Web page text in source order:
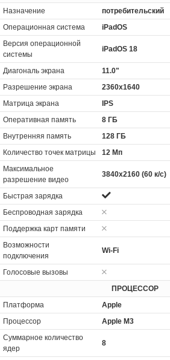
Назначение
потребительский
Операционная система
iPadOS
Версия операционной
системы
iPadOS 18
Диагональ экрана
11.0"
Разрешение экрана
2360x1640
Матрица экрана
IPS
Оперативная память
8 ГБ
Внутренняя память
128 ГБ
Количество точек матрицы
12 Мп
Максимальное
разрешение видео
3840x2160 (60 к/с)
Быстрая зарядка
Беспроводная зарядка
Поддержка карт памяти
Возможности
подключения
Wi-Fi
Голосовые вызовы
ПРОЦЕССОР
Платформа
Apple
Процессор
Apple M3
Суммарное количество
ядер
8